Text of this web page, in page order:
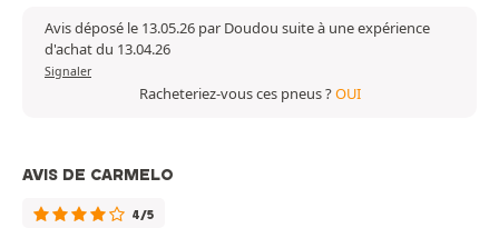
Avis déposé le 13.05.26 par Doudou suite à une expérience
d'achat du 13.04.26
Signaler
Racheteriez-vous ces pneus ?OUI
AVIS DE CARMELO
4/5